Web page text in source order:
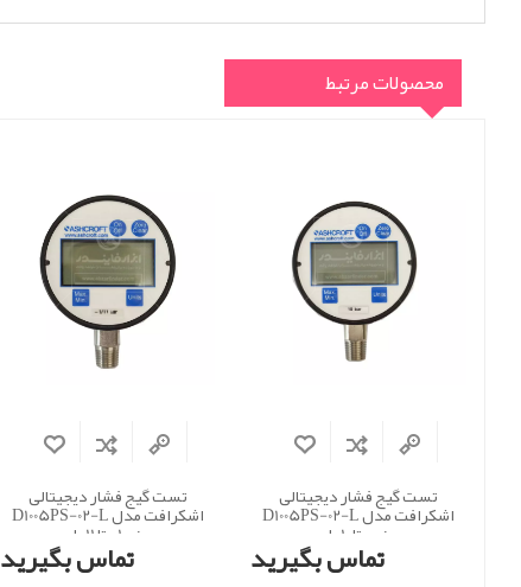
محصولات مرتبط
تست گیج فشار دیجیتالی
اشکرافت مدل D1005PS-02-L
رنج 0 تا 10 بار
تماس بگیرید
تست گیج فشار دیجیتالی
اشکرافت مدل D1005PS-02-L
رنج 1- تا 11 بارتماس بگیرید